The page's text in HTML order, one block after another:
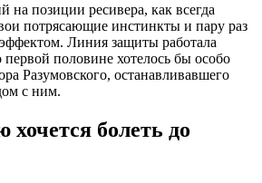
позиции ресивера, как всегда
потрясающие инстинкты и пару раз
Линия защиты работала
половине хотелось бы особо
Разумовского, останавливавшего
с ним.
хочется болеть до